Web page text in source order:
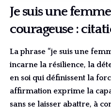
Je suis une
courageuse :
La phrase “je suis une
incarne la résilience, la
en soi qui définissent la
affirmation exprime la
sans se laisser abattre, à